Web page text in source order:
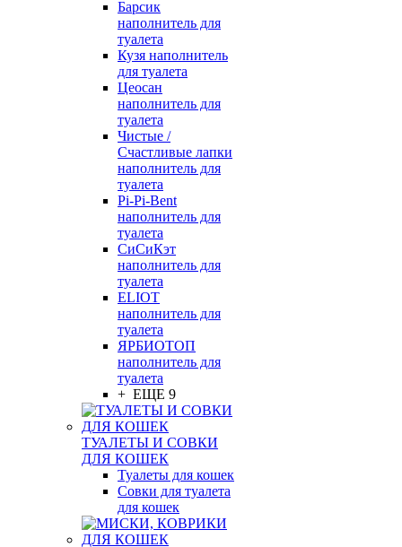
Барсик
наполнитель для
туалета
Кузя наполнитель
для туалета
Цеосан
наполнитель для
туалета
Чистые /
Счастливые лапки
наполнитель для
туалета
Pi-Pi-Bent
наполнитель для
туалета
СиСиКэт
наполнитель для
туалета
ELIOT
наполнитель для
туалета
ЯРБИОТОП
наполнитель для
туалета
+ ЕЩЕ 9
ТУАЛЕТЫ И СОВКИ
ДЛЯ КОШЕК
Туалеты для кошек
Совки для туалета
для кошек